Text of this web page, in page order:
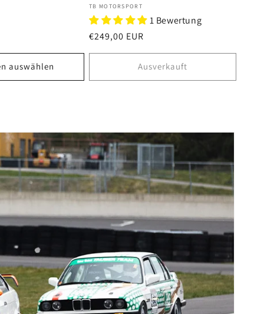
auswählen
Anbieter:
TB MOTORSPORT
1 Bewertung
Normaler
€249,00 EUR
Ausverkauft